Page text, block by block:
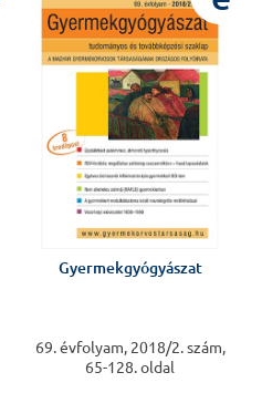
Gyermekgyógyászat
69. évfolyam, 2018/2. szám,
65-128. oldal